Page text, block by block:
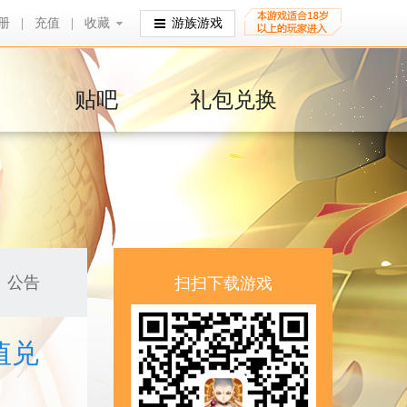
充值 收藏
收藏 游族游戏
贴吧 礼包兑换
公告
兑
扫扫下载游戏